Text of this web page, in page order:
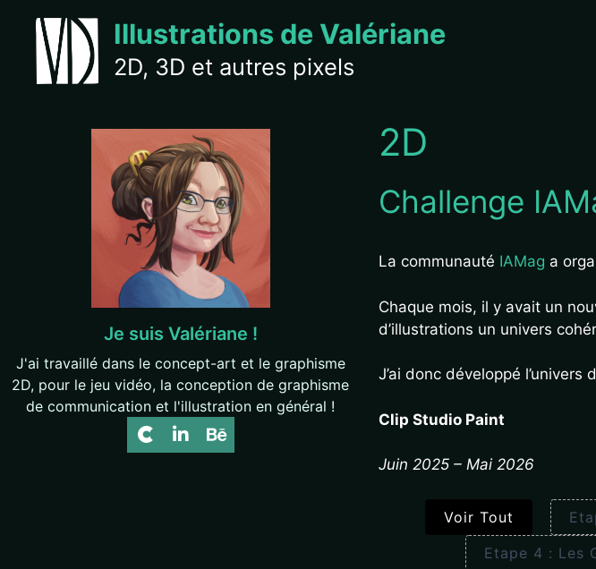
contenu
Illustrations de Valériane
2D, 3D et autres pixels
2D
Challenge
La communauté IAMag a
Chaque mois, il y avait un
d’illustrations un univers
J’ai donc développé l’univers
Clip Studio Paint
Juin 2025 – Mai 2026
Voir Tout
Etape 4 : Les
Je suis Valériane !
J'ai travaillé dans le concept-art et le graphisme
2D, pour le jeu vidéo, la conception de graphisme
de communication et l'illustration en général !